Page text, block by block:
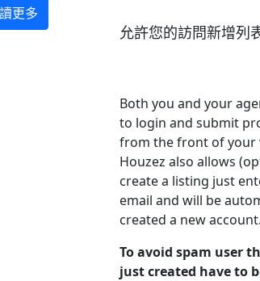
更多
允許您的訪問新增列
Both you and your
to login and submit
from the front of your
Houzez also allows
create a listing just
email and will be
created a new account.
To avoid spam user
just created have to